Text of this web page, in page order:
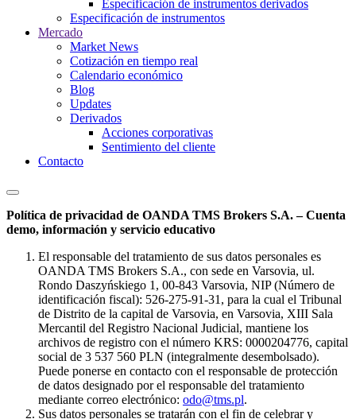
Especificación de instrumentos derivados
Especificación de instrumentos
Mercado
Market News
Cotización en tiempo real
Calendario económico
Blog
Updates
Derivados
Acciones corporativas
Sentimiento del cliente
Contacto
Política de privacidad de OANDA TMS Brokers S.A. – Cuenta
demo, información y servicio educativo
El responsable del tratamiento de sus datos personales es
OANDA TMS Brokers S.A., con sede en Varsovia, ul.
Rondo Daszyńskiego 1, 00-843 Varsovia, NIP (Número de
identificación fiscal): 526-275-91-31, para la cual el Tribunal
de Distrito de la capital de Varsovia, en Varsovia, XIII Sala
Mercantil del Registro Nacional Judicial, mantiene los
archivos de registro con el número KRS: 0000204776, capital
social de 3 537 560 PLN (integralmente desembolsado).
Puede ponerse en contacto con el responsable de protección
de datos designado por el responsable del tratamiento
mediante correo electrónico: odo@tms.pl.
Sus datos personales se tratarán con el fin de celebrar y